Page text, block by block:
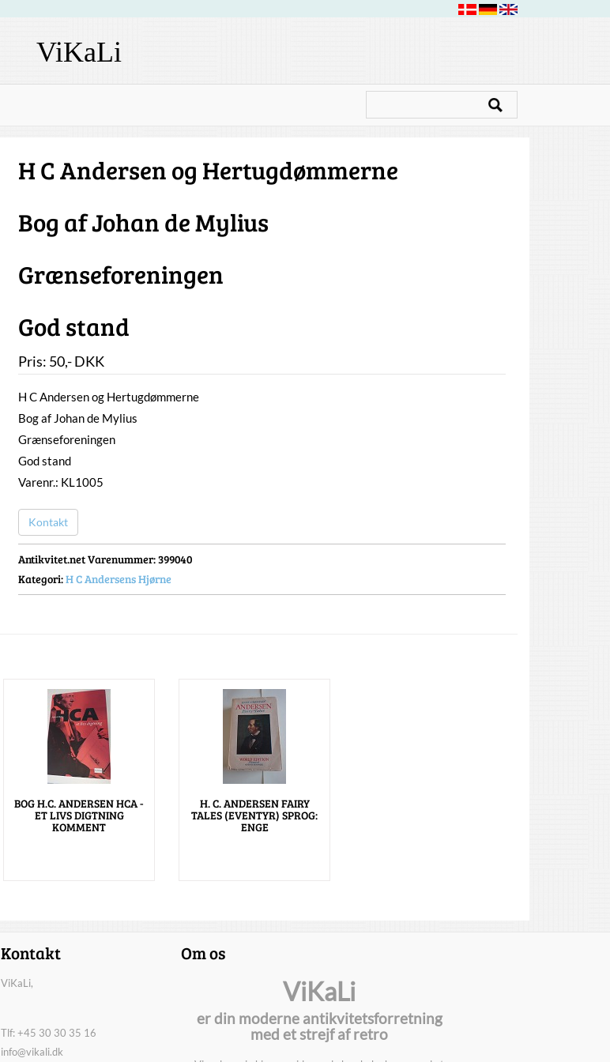
ViKaLi
H C Andersen og Hertugdømmerne
Bog af Johan de Mylius
Grænseforeningen
God stand
Pris: 50,-DKK
H C Andersen og Hertugdømmerne
Bog af Johan de Mylius
Grænseforeningen
God stand
Varenr.: KL1005
Kontakt
Antikvitet.net Varenummer: 399040
Kategori:H C Andersens Hjørne
BOG H.C. ANDERSEN HCA -
ET LIVS DIGTNING
KOMMENT
H. C. ANDERSEN FAIRY
TALES (EVENTYR) SPROG:
ENGE
Kontakt
ViKaLi,
Tlf: +45 30 30 35 16
info@vikali.dk
Om os
ViKaLi
er din moderne antikvitetsforretning
med et strejf af retro